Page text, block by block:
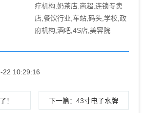
疗机构,奶茶店,商超,连锁专卖
店,餐饮行业,车站,码头,学校,政
府机构,酒吧,4S店,美容院
22 10:29:16
！ 下一篇：43寸电子水牌